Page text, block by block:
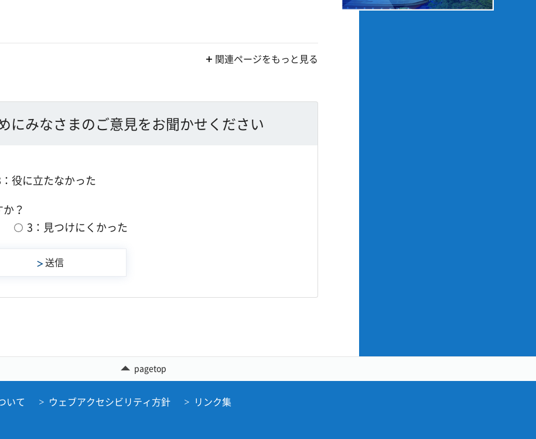
関連ページをもっと見る
にみなさまのご意見をお聞かせください
役に立たなかった
？
3：見つけにくかった
pagetop
いて ウェブアクセシビリティ方針 リンク集